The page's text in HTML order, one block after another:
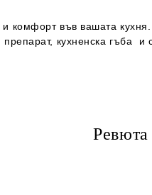
комфорт във вашата кухня.
кухненска гъба
Ревюта